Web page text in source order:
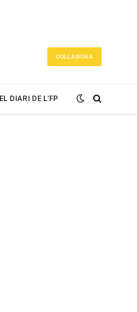
COL·LABORA
EL DIARI DE L’FP